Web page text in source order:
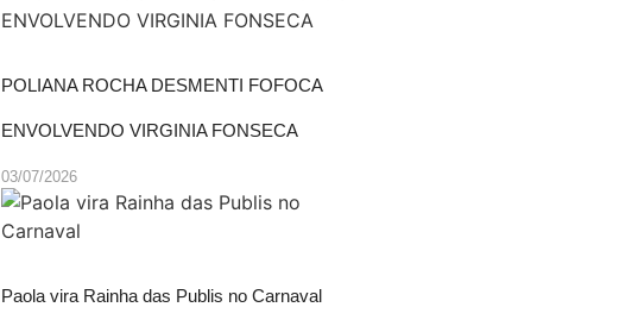
POLIANA ROCHA DESMENTI FOFOCA
ENVOLVENDO VIRGINIA FONSECA
03/07/2026
Paola vira Rainha das Publis no Carnaval